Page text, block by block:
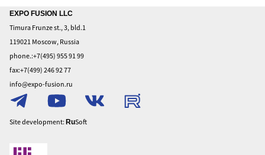
Home
About
To
exhibit
To
visit
Privacy
EXPO FUSION LLC
Timura Frunze st., 3, bld.1
119021 Moscow, Russia
phone.:+7(495) 955 91 99
fax:+7(499) 246 92 77
info@expo-fusion.ru
Site development: RuSoft